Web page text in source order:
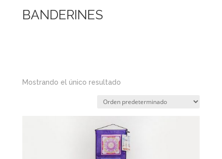
BANDERINES
Mostrando el único resultado